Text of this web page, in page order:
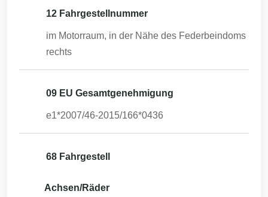
12 Fahrgestellnummer
im Motorraum, in der Nähe des Federbeindoms
rechts
09 EU Gesamtgenehmigung
e1*2007/46-2015/166*0436
68 Fahrgestell
Achsen/Räder